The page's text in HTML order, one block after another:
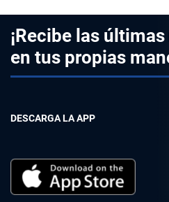
¡Recibe las
en tus propias
DESCARGA LA APP